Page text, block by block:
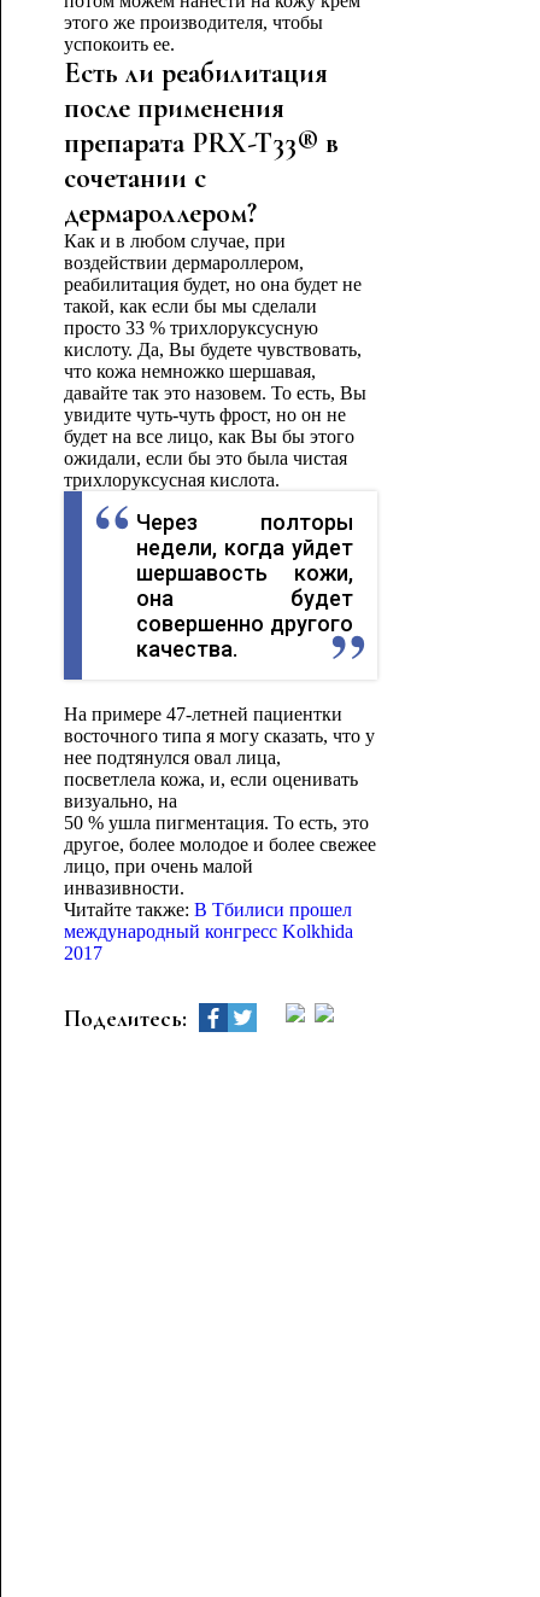
этого же производителя, чтобы
успокоить ее.
Есть ли реабилитация
после применения
препарата PRX-T33® в
сочетании с
дермароллером?
Как и в любом случае, при
воздействии дермароллером,
реабилитация будет, но она будет не
такой, как если бы мы сделали
просто 33 % трихлоруксусную
кислоту. Да, Вы будете чувствовать,
что кожа немножко шершавая,
давайте так это назовем. То есть, Вы
увидите чуть-чуть фрост, но он не
будет на все лицо, как Вы бы этого
ожидали, если бы это была чистая
трихлоруксусная кислота.
Через полторы
недели, когда уйдет
шершавость кожи,
она будет
совершенно другого
качества.
На примере 47-летней пациентки
восточного типа я могу сказать, что у
нее подтянулся овал лица,
посветлела кожа, и, если оценивать
визуально, на
50 % ушла пигментация. То есть, это
другое, более молодое и более свежее
лицо, при очень малой
инвазивности.
Читайте также: В Тбилиси прошел
международный конгресс Kolkhida
2017
Поделитесь: